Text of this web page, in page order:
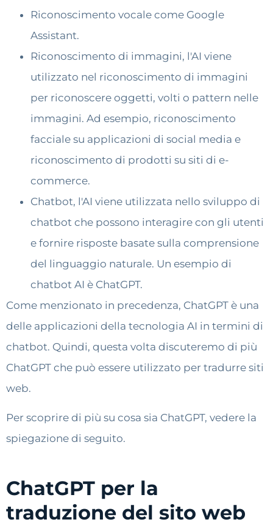
Riconoscimento vocale come Google
Assistant.
Riconoscimento di immagini, l'AI viene
utilizzato nel riconoscimento di immagini
per riconoscere oggetti, volti o pattern nelle
immagini. Ad esempio, riconoscimento
facciale su applicazioni di social media e
riconoscimento di prodotti su siti di e-
commerce.
Chatbot, l'AI viene utilizzata nello sviluppo di
chatbot che possono interagire con gli utenti
e fornire risposte basate sulla comprensione
del linguaggio naturale. Un esempio di
chatbot AI è ChatGPT.
Come menzionato in precedenza, ChatGPT è una
delle applicazioni della tecnologia AI in termini di
chatbot. Quindi, questa volta discuteremo di più
ChatGPT che può essere utilizzato per tradurre siti
web.
Per scoprire di più su cosa sia ChatGPT, vedere la
spiegazione di seguito.
ChatGPT per la
traduzione del sito web